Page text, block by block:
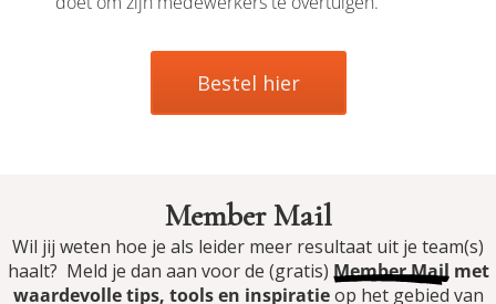
Bestel hier
Member Mail
Wil jij weten hoe je als leider meer resultaat uit je team(s)
haalt? Meld je dan aan voor de (gratis) Member Mailmet
waardevolle tips, tools en inspiratieop het gebied van